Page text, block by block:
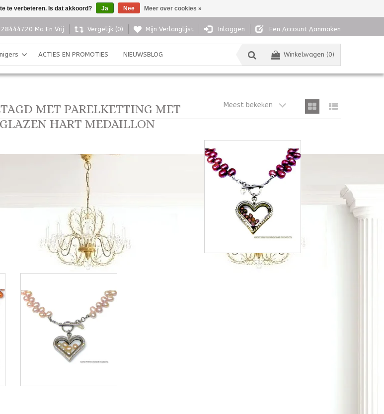
Ma En Vrij Vergelijk (0) Mijn Verlanglijst Inloggen Een Account Aanmaken
Winkelwagen (0)
ACTIES EN PROMOTIES NIEUWSBLOG
MET PARELKETTING MET
HART MEDAILLON
Meest bekeken
te verbeteren. Is dat akkoord? Ja Nee Meer over cookies »